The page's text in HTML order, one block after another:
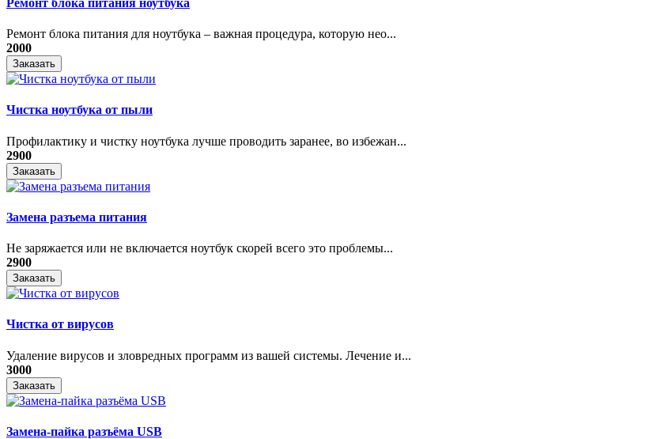
​Ремонт блока питания для ноутбука – важная процедура, которую нео...
2000
Заказать
Чистка ноутбука от пыли
Профилактику и чистку ноутбука лучше проводить заранее, во избежан...
2900
Заказать
Замена разъема питания
Не заряжается или не включается ноутбук скорей всего это проблемы...
2900
Заказать
Чистка от вирусов
Удаление вирусов и зловредных программ из вашей системы. Лечение и...
3000
Заказать
Замена-пайка разъёма USB